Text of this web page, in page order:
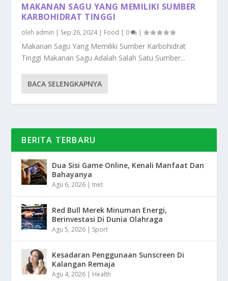
MAKANAN SAGU YANG MEMILIKI SUMBER
KARBOHIDRAT TINGGI
oleh admin | Sep 26, 2024| Food | 0 |
Makanan Sagu Yang Memiliki Sumber Karbohidrat
Tinggi Makanan Sagu Adalah Salah Satu Sumber...
BACA SELENGKAPNYA
BERITA TERBARU
Dua Sisi Game Online, Kenali Manfaat Dan
Bahayanya
Agu 6, 2026 | Inet
Red Bull Merek Minuman Energi,
Berinvestasi Di Dunia Olahraga
Agu 5, 2026 | Sport
Kesadaran Penggunaan Sunscreen Di
Kalangan Remaja
Agu 4, 2026 | Health